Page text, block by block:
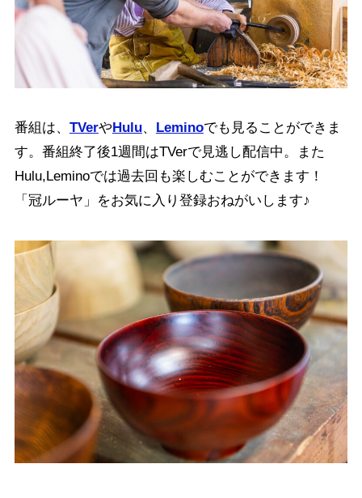
番組は、 TVerやHulu、 Leminoでも見ることができま
す。番組終了後1週間はTVerで見逃し配信中。また
Hulu,Leminoでは過去回も楽しむことができます！
「冠ルーヤ」をお気に入り登録おねがいします♪